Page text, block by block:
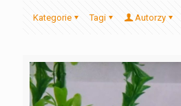
Kategorie Tagi Autorzy